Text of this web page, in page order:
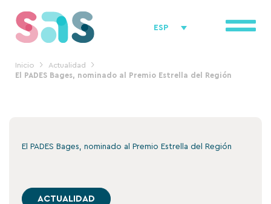
contenido
ESP
Inicio
Actualidad
El PADES Bages, nominado al Premio Estrella del Región
El PADES Bages, nominado al Premio Estrella del Región
ACTUALIDAD